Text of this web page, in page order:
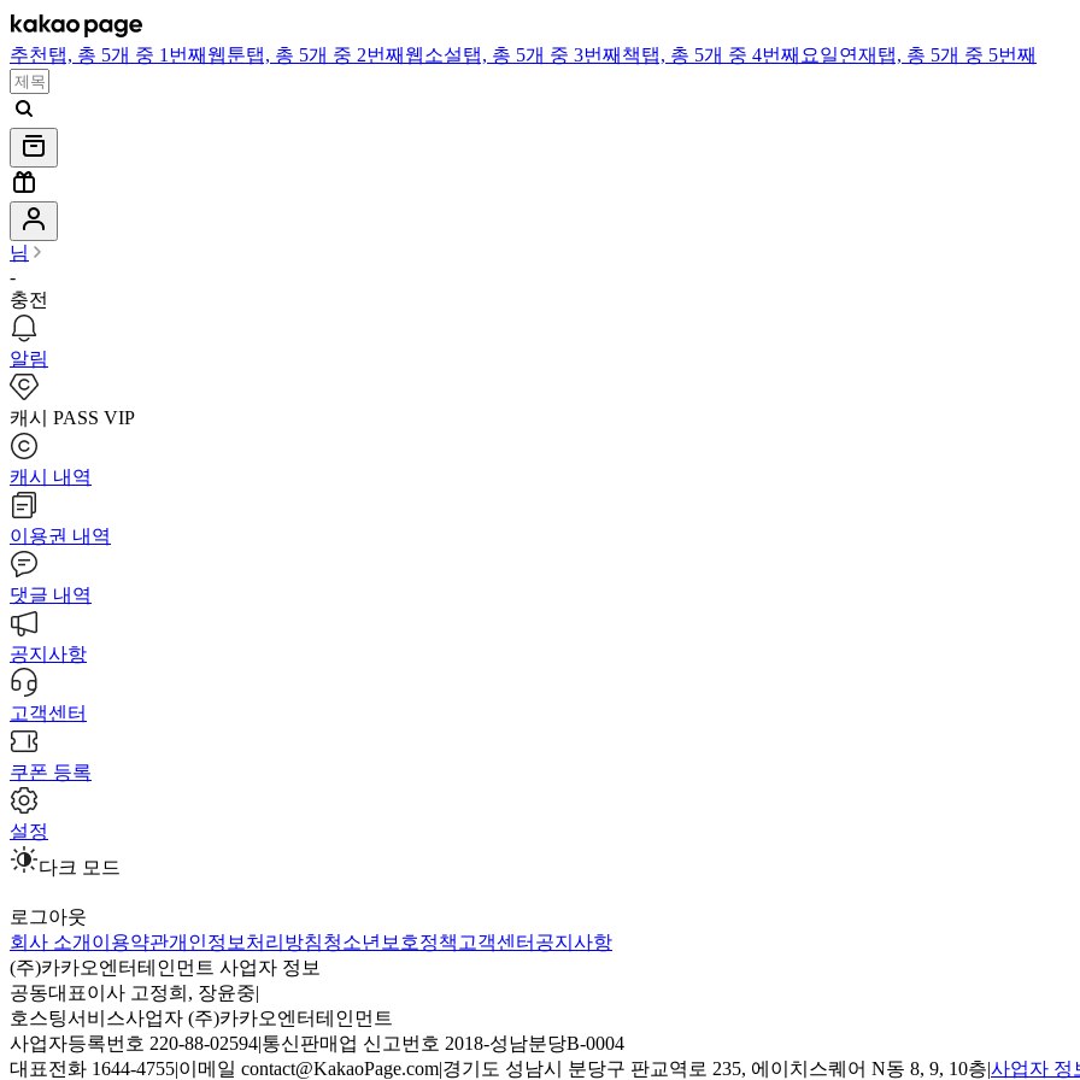
추천 탭, 총 5개 중 1번째 웹툰탭, 총 5개 중 2번째 웹소설탭, 총 5개 중 3번째 책탭, 총 5개 중 4번째 요일연재 탭, 총 5개 중 5번째
님
-
충전
알림
캐시 PASS VIP
캐시 내역
이용권 내역
댓글 내역
공지사항
고객센터
쿠폰 등록
설정
다크 모드
로그아웃
회사 소개 이용약관개인정보처리방침청소년보호정책 고객센터 공지사항
(주)카카오엔터테인먼트 사업자 정보
공동대표이사 고정희, 장윤중|
호스팅서비스사업자 (주)카카오엔터테인먼트
사업자등록번호 220-88-02594|통신판매업 신고번호 2018-성남분당B-0004
대표전화 1644-4755|이메일 contact@KakaoPage.com|경기도 성남시 분당구 판교역로 235, 에이치스퀘어 N동 8, 9, 10층|사업자 정